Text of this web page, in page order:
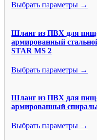
Выбрать параметры →
Шланг из ПВХ для
армированный
STAR MS 2
Выбрать параметры →
Шланг из ПВХ для
армированный
Выбрать параметры →